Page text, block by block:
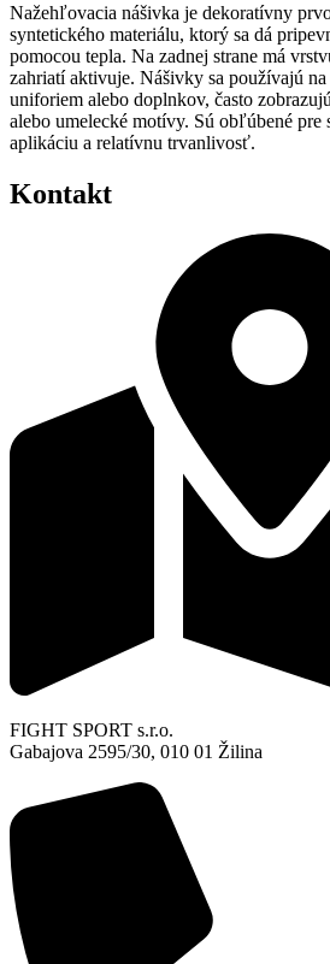
Nažehľovacia nášivka je dekoratívny
syntetického materiálu, ktorý sa dá
pomocou tepla. Na zadnej strane má
zahriatí aktivuje. Nášivky sa používajú
uniforiem alebo doplnkov, často
alebo umelecké motívy. Sú obľúbené pre
aplikáciu a relatívnu trvanlivosť.
Kontakt
FIGHT SPORT s.r.o.
Gabajova 2595/30, 010 01 Žilina